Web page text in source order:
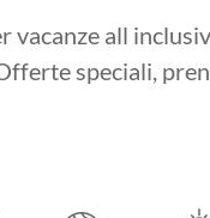
vacanze all
speciali,